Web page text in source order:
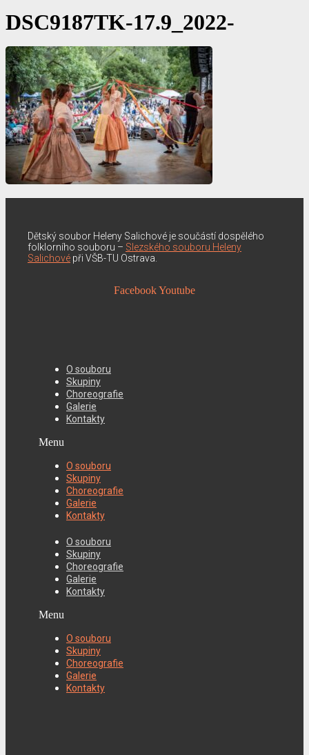
DSC9187TK-17.9_2022-
Dětský soubor Heleny Salichové je součástí dospělého
folklorního souboru – Slezského souboru Heleny
Salichové při VŠB-TU Ostrava.
FacebookYoutube
O souboru
Skupiny
Choreografie
Galerie
Kontakty
Menu
O souboru
Skupiny
Choreografie
Galerie
Kontakty
O souboru
Skupiny
Choreografie
Galerie
Kontakty
Menu
O souboru
Skupiny
Choreografie
Galerie
Kontakty